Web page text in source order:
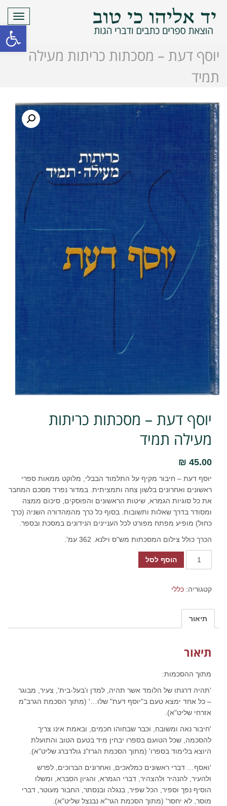
פתח
יוסף דעת – מסכתות כריתות מעילה
תמיד
יוסף דעת – מסכתות כריתות
מעילה תמיד
45.00
₪
יוסף דעת – חיבור מקיף על התלמוד הבבלי, מלוקט ממאות ספרי
ראשונים ואחרונים בלשון צחה ותמציתית. במדור נפרד מסכם המחבר
את כל סוגיות הגמרא, שיטות הראשונים והפוסקים, סיכום ממצה
ומסודר בדרך שאלות ותשובות. בסוף כל כרך מהמהדורה השניה (כרך
כחול) מופיע מפתח מפורט לכל העניינים הנידונים במסכת ובספר.
הכרך כולל צילום המסכתות מש"ס וילנא. 362 עמ'.
הוסף לסל
קטגוריה: כללי
תיאור
תיאור
מתוך ההסכמות:
'תהיה דרגתו של הלומד אשר תהיה, למדן ו'בעל-בית', צעיר, מבוגר
– כל אחד ימצא טעם ב"יוסף דעת" שלו…' (מתוך הסכמת הגרב"מ
אזרחי שליט"א).
'חיבור נאה ומשובח, וכבר שבחוהו חכמים, ובאמת אינו צריך
להסכמה, שכל הטועם בספרו יבחין מיד בטעם הטוב והתועלת
היוצא בלימוד בספרו' (מתוך הסכמת הגרז"נ גולדברג שליט"א).
'ואסף… דברי ראשונים כמלאכים, ואחרונים הברוכים, לפרש
ולהעיר, להנהיר ולהצהיר, דברי הגמרא, והגיון הסברא, ומשלו
הוסיף נפך וספיר, הכל שפיר, בנגלה ובנסתר, החבור מעוטר, דברי
מוסר, לא יחסר' (מתוך הסכמת הגר"א נבנצל שליט"א).